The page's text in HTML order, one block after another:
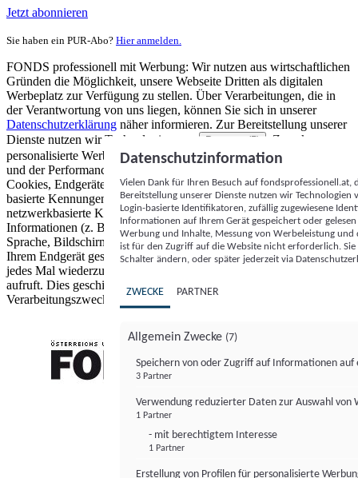
Jetzt abonnieren
Sie haben ein PUR-Abo? Hier anmelden.
FONDS professionell mit Werbung: Wir nutzen aus wirtschaftlichen
Gründen die Möglichkeit, unsere Webseite Dritten als digitalen
Werbeplatz zur Verfügung zu stellen. Über Verarbeitungen, die in
der Verantwortung von uns liegen, können Sie sich in unserer
Datenschutzerklärung näher informieren. Zur Bereitstellung unserer
Dienste nutzen wir Technologien von
Partnern (5)
. Zwecke:
personalisierte Werbung und Inhalte, Messung von Werbeleistung
und der Performance von Inhalten sowie Zielgruppenforschung.
Cookies, Endgeräte- oder ähnliche Online-Kennungen (z. B. login-
basierte Kennungen, zufällig generierte Kennungen,
netzwerkbasierte Kennungen) können zusammen mit anderen
Informationen (z. B. Browsertyp und Browserinformationen,
Sprache, Bildschirmgröße, unterstützte Technologien usw.) auf
Ihrem Endgerät gespeichert oder von dort ausgelesen werden, um es
jedes Mal wiederzuerkennen, wenn es eine App oder einer Webseite
aufruft. Dies geschieht für einen oder mehrere der hier aufgeführten
Verarbeitungszwecke.
Datenschutzinformation
Vielen Dank für Ihren Besuch auf
Bereitstellung unserer Dienste nutzen wir Technologien
Login-basierte Identifikatoren, zufällig zugewiesene
Informationen auf Ihrem Gerät gespeichert oder
Werbung und Inhalte, Messung von Werbeleistung
ist für den Zugriff auf die Website nicht erforderlich.
Schalter ändern, oder später jederzeit via
ZWECKE PARTNER
Allgemein Zwecke (7)
Speichern von oder Zugriff auf Informationen auf
3 Partner
Verwendung reduzierter Daten zur Auswahl von
1 Partner
- mit berechtigtem Interesse
1 Partner
Erstellung von Profilen für personalisierte
FONDS professionell